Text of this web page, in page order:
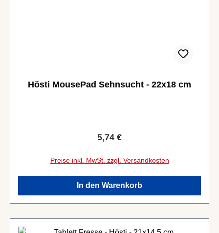
Hösti MousePad Sehnsucht - 22x18 cm
Regulärer Preis:
5,74 €
Preise inkl. MwSt. zzgl. Versandkosten
In den Warenkorb